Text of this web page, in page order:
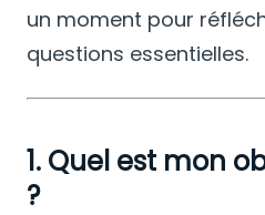
un moment pour
questions essentielles.
1. Quel est mon
?